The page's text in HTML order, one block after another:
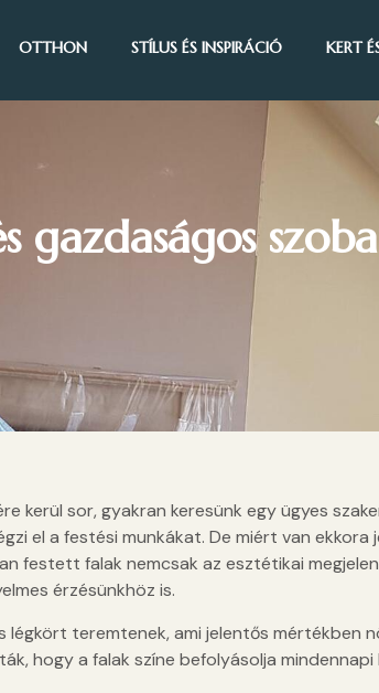
OTTHON STÍLUS ÉS INSPIRÁCIÓ KERT
kerül sor, gyakran keresünk egy ügyes
el a festési munkákat. De miért van ekkora
festett falak nemcsak az esztétikai
érzésünkhöz is.
teremtenek, ami jelentős mértékben
hogy a falak színe befolyásolja